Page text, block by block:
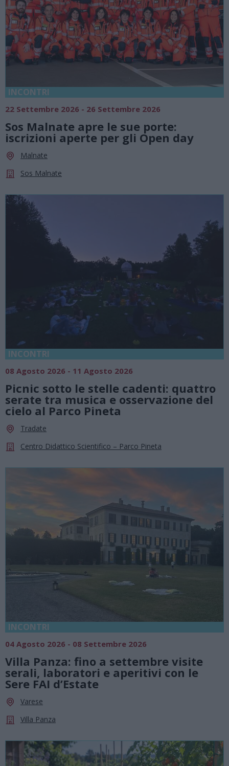
INCONTRI
22 Settembre 2026 - 26 Settembre 2026
Sos Malnate apre le sue porte:
iscrizioni aperte per gli Open day
Malnate
Sos Malnate
INCONTRI
08 Agosto 2026 - 11 Agosto 2026
Picnic sotto le stelle cadenti: quattro
serate tra musica e osservazione del
cielo al Parco Pineta
Tradate
Centro Didattico Scientifico – Parco Pineta
INCONTRI
04 Agosto 2026 - 08 Settembre 2026
Villa Panza: fino a settembre visite
serali, laboratori e aperitivi con le
Sere FAI d’Estate
Varese
Villa Panza